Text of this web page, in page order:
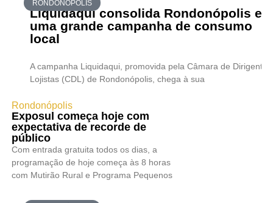
RONDONÓPOLIS
Liquidaqui consolida Rondonópolis em
uma grande campanha de consumo
local
A campanha Liquidaqui, promovida pela Câmara de Dirigentes
Lojistas (CDL) de Rondonópolis, chega à sua
Rondonópolis
Exposul começa hoje com
expectativa de recorde de
público
Com entrada gratuita todos os dias, a
programação de hoje começa às 8 horas
com Mutirão Rural e Programa Pequenos